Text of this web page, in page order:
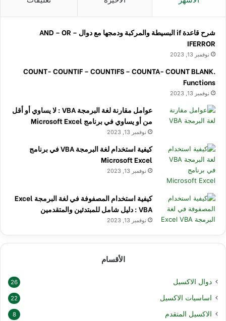
شرح قاعدة if البسيطة والمركبة ودمجها مع دوال AND – OR –
IFERROR
نوفمبر 13, 2023
COUNT- COUNTIF – COUNTIFS – COUNTA- COUNT BLANK.
Functions
نوفمبر 13, 2023
عوامل مقارنة لغة البرمجة VBA : لا يساوي أو أقل
من أو يساوي في برنامج Microsoft Excel
نوفمبر 13, 2023
كيفية استخدام لغة البرمجة VBA في برنامج
Microsoft Excel
نوفمبر 13, 2023
كيفية استخدام المصفوفة في لغة البرمجة Excel
VBA : دليل شامل للمبتدئين والمتقدمين
نوفمبر 13, 2023
الأقسام
دوال الاكسيل 26
اساسيات الاكسيل 22
الاكسيل المتقدم 8